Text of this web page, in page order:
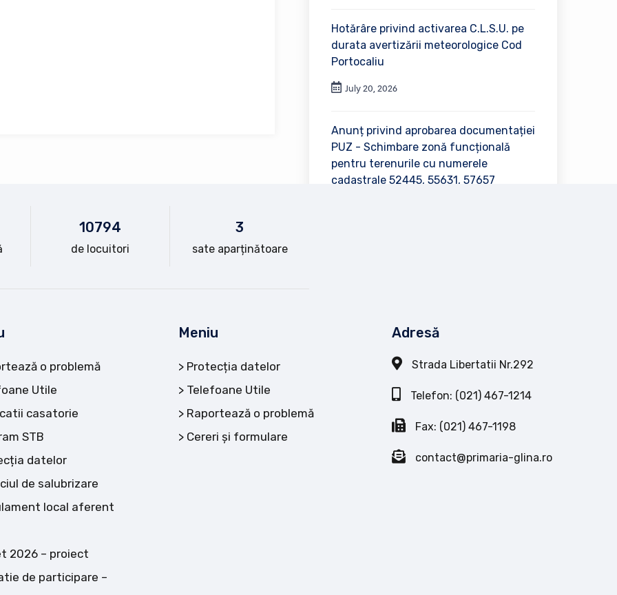
Hotărâre privind activarea C.L.S.U. pe
durata avertizării meteorologice Cod
Portocaliu
July 20, 2026
Anunț privind aprobarea documentației
PUZ - Schimbare zonă funcțională
pentru terenurile cu numerele
cadastrale 52445, 55631, 57657
10794
de locuitori
3
sate aparținătoare
o problemă
Utile
casatorie
STB
datelor
de salubrizare
local aferent
2026 – proiect
de participare –
Meniu
Protecția datelor
Telefoane Utile
Raportează o problemă
Cereri și formulare
Adresă
Strada Libertatii Nr.292
Telefon: (021) 467-1214
Fax: (021) 467-1198
contact@primaria-glina.ro